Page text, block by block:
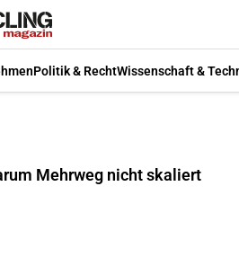
Politik & RechtWissenschaft &
Mehrweg nicht skaliert